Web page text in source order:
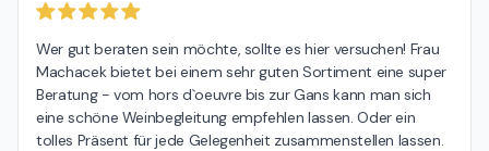
Wer gut beraten sein möchte, sollte es hier versuchen! Frau
Machacek bietet bei einem sehr guten Sortiment eine super
Beratung - vom hors d`oeuvre bis zur Gans kann man sich
eine schöne Weinbegleitung empfehlen lassen. Oder ein
tolles Präsent für jede Gelegenheit zusammenstellen lassen.